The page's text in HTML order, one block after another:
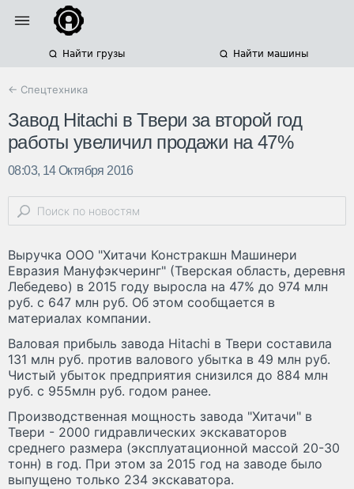
Найти грузы Найти машины
← Спецтехника
Завод Hitachi в Твери за второй год
работы увеличил продажи на 47%
08:03, 14 Октября 2016
Выручка ООО "Хитачи Констракшн Машинери
Евразия Мануфэкчеринг" (Тверская область, деревня
Лебедево) в 2015 году выросла на 47% до 974 млн
руб. с 647 млн руб. Об этом сообщается в
материалах компании.
Валовая прибыль завода Hitachi в Твери составила
131 млн руб. против валового убытка в 49 млн руб.
Чистый убыток предприятия снизился до 884 млн
руб. с 955млн руб. годом ранее.
Производственная мощность завода "Хитачи" в
Твери - 2000 гидравлических экскаваторов
среднего размера (эксплуатационной массой 20-30
тонн) в год. При этом за 2015 год на заводе было
выпущено только 234 экскаватора.